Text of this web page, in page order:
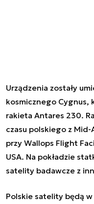
Urządzenia zostały
kosmicznego Cygnus,
rakieta Antares 230.
czasu polskiego z
przy Wallops Flight
USA. Na pokładzie
satelity badawcze z
Polskie satelity będą